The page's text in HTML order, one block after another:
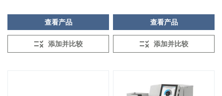
查看产品
添加并比较
查看产品
添加并比较